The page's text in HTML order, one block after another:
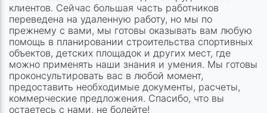
клиентов. Сейчас большая часть работников
переведена на удаленную работу, но мы по
прежнему с вами, мы готовы оказывать вам любую
помощь в планировании строительства спортивных
объектов, детских площадок и других мест, где
можно применять наши знания и умения. Мы готовы
проконсультировать вас в любой момент,
предоставить необходимые документы, расчеты,
коммерческие предложения. Спасибо, что вы
остаетесь с нами, не болейте!